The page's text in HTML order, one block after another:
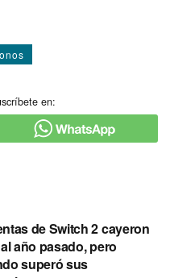
en:
de Switch 2 cayeron
año pasado, pero
superó sus